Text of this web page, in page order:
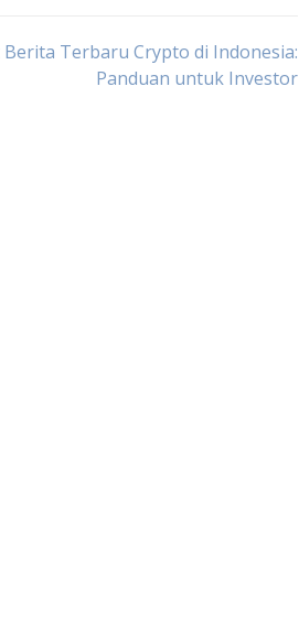
Terbaru Crypto di Indonesia:
Panduan untuk Investor